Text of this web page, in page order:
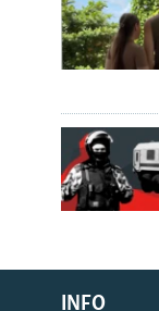
Русский
Українською
INFO